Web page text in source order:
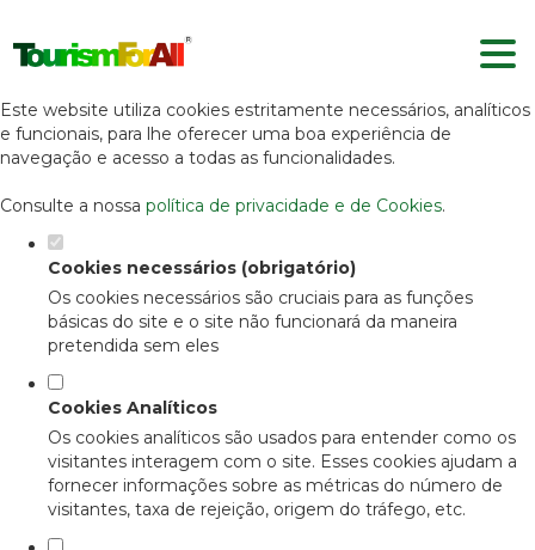
Defina as suas preferências de
cookies para este website.
Este website utiliza cookies estritamente necessários, analíticos
e funcionais, para lhe oferecer uma boa experiência de
navegação e acesso a todas as funcionalidades.
Consulte a nossa política de privacidade e de Cookies.
Cookies necessários (obrigatório)
Os cookies necessários são cruciais para as funções
básicas do site e o site não funcionará da maneira
pretendida sem eles
Cookies Analíticos
Os cookies analíticos são usados para entender como os
visitantes interagem com o site. Esses cookies ajudam a
fornecer informações sobre as métricas do número de
visitantes, taxa de rejeição, origem do tráfego, etc.